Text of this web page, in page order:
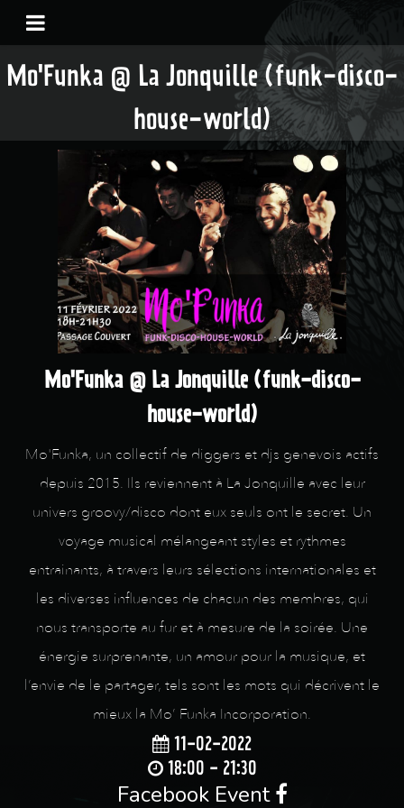
Mo'Funka @ La Jonquille (funk-disco-
house-world)
Mo'Funka @ La Jonquille (funk-disco-
house-world)
Mo'Funka, un collectif de diggers et djs genevois actifs
depuis 2015. Ils reviennent à La Jonquille avec leur
univers groovy/disco dont eux seuls ont le secret. Un
voyage musical mélangeant styles et rythmes
entrainants, à travers leurs sélections internationales et
les diverses influences de chacun des membres, qui
nous transporte au fur et à mesure de la soirée. Une
énergie surprenante, un amour pour la musique, et
l’envie de le partager, tels sont les mots qui décrivent le
mieux la Mo’ Funka Incorporation.
11-02-2022
18:00 - 21:30
Facebook Event